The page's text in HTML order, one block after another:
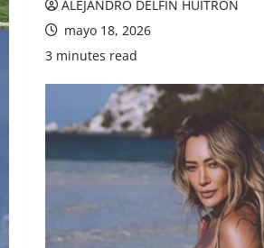
ALEJANDRO DELFIN HUITRON
mayo 18, 2026
3 minutes read